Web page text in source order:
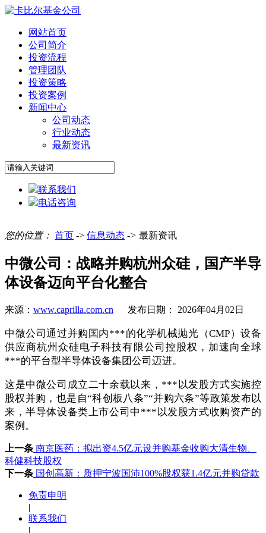
网站首页
公司简介
投资流程
管理团队
投资策略
投资案例
新闻中心
公司动态
行业动态
最新资讯
联系我们
电话咨询
您的位置： 首页 -> 信息动态 -> 最新资讯
中微公司：战略并购杭州众硅，国产半导
体设备迈向平台化整合
来源： www.caprilla.com.cn 发布日期： 2026年04月02日
中微公司通过并购国内***的化学机械抛光（CMP）设备
供应商杭州众硅电子科技有限公司控股权，加速向全球
***的平台型半导体设备集团公司迈进。
这是中微公司成立二十余载以来，***以发股方式实施控
股权并购，也是自“科创板八条”“并购六条”等政策发布以
来，半导体设备类上市公司中***以发股方式收购资产的
案例。
上一条 南京医药：拟出资4.5亿元设并购基金收购大清生物、
科健科技股权
下一条 国创高新：质押宁波国沛100%股权获1.4亿元并购贷款
免责申明
|
联系我们
|